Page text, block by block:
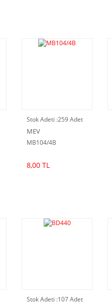
Stok Adeti :259 Adet
MEV
MB104/4B
8,00 TL
Stok Adeti :107 Adet